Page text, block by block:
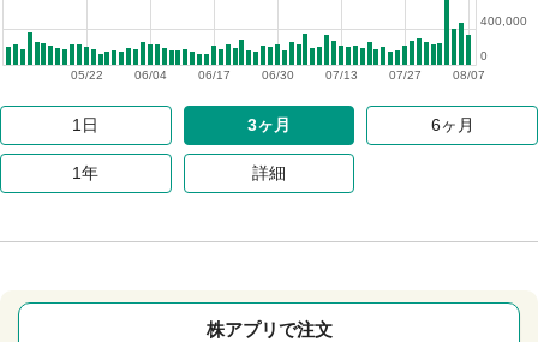
08/07
07/27
07/13
06/30
06/17
06/04
05/22
0
400,000
1日 3ヶ月 6ヶ月
1年 詳細
株アプリで注文